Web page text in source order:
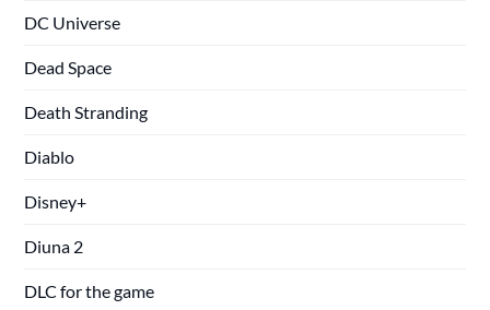
DC Universe
Dead Space
Death Stranding
Diablo
Disney+
Diuna 2
DLC for the game